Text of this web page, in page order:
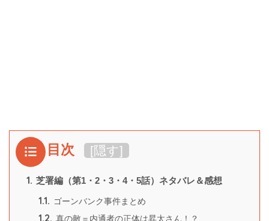
目次 [隠す]
1. 芝署編（第1・2・3・4・5話）ネタバレ＆感想
1.1. ゴーンバンク事件まとめ
1.2. 真の敵＝内通者の正体は昇太さん！？